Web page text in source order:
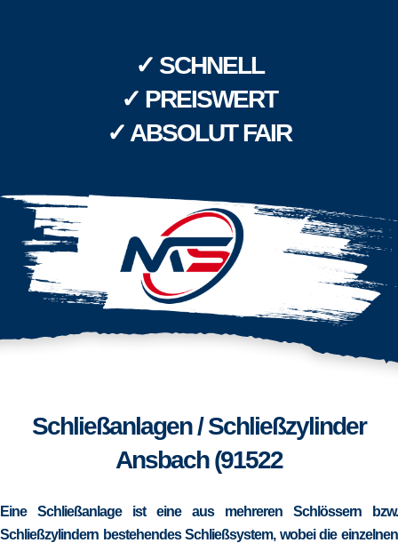
✓ SCHNELL
✓ PREISWERT
✓ ABSOLUT FAIR
Schließanlagen / Schließzylinder
Ansbach (91522
Eine Schließanlage ist eine aus mehreren Schlössern bzw.
Schließzylindern bestehendes Schließsystem, wobei die einzelnen